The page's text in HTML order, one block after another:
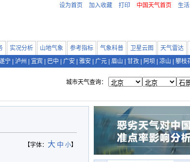
设为首页 加入收藏 打印 中国天气首页 生活
实况分析 山地气象 参考指标 气象科普 卫星云图 天气雷达
宁 泸州 宜宾 巴中 广安 雅安 广元 眉山 甘孜 阿坝 凉山 攀枝
城市天气查询：
【字体： 大 中 小】